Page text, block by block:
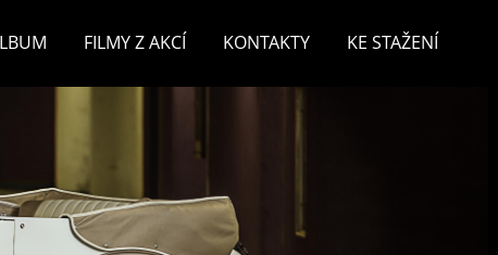
FILMY Z AKCÍ KONTAKTY KE STAŽENÍ